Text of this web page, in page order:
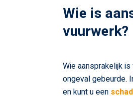
Wie is
vuurwerk?
Wie aansprakelijk
ongeval gebeurde.
en kunt u een